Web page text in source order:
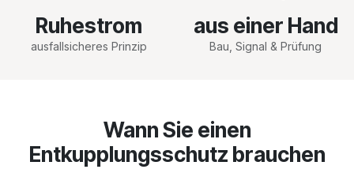
Ruhestrom
ausfallsicheres Prinzip
aus einer Hand
Bau, Signal & Prüfung
Wann Sie einen
Entkupplungsschutz brauchen